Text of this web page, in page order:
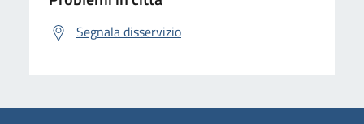
Segnala disservizio